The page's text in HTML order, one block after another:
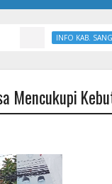
INFO KAB. SANGGAU
Mencukupi